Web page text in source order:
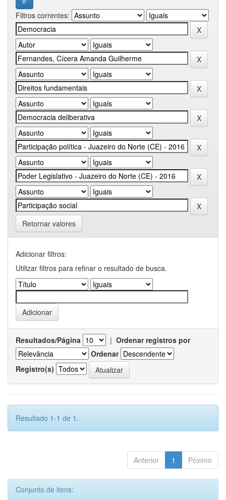
Filtros correntes:
Retornar valores
Adicionar filtros:
Utilizar filtros para refinar o resultado de busca.
Resultados/Página | Ordenar registros por
Ordenar
Registro(s)
Resultado 1-1 de 1.
Anterior 1 Póximo
Conjunto de itens: